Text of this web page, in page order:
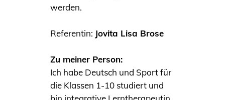
werden.
Referentin: Jovita Lisa Brose
Zu meiner Person:
Ich habe Deutsch und Sport für
die Klassen 1-10 studiert und